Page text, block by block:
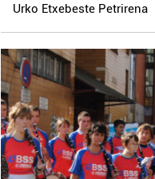
Urko Etxebeste Petrirena